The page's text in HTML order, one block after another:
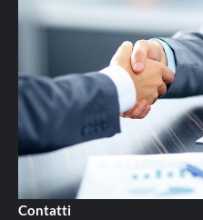
Contatti